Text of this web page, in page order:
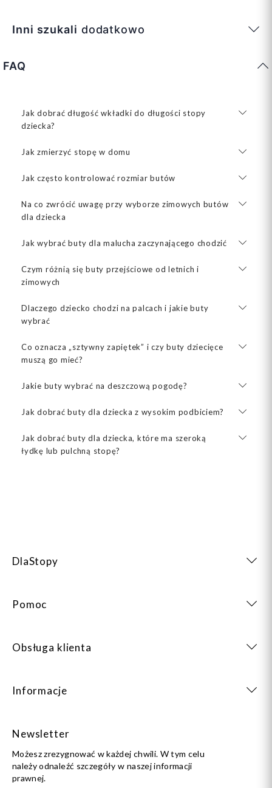
Inni szukali dodatkowo
FAQ
Jak dobrać długość wkładki do długości stopy
dziecka?
Jak zmierzyć stopę w domu
Jak często kontrolować rozmiar butów
Na co zwrócić uwagę przy wyborze zimowych butów
dla dziecka
Jak wybrać buty dla malucha zaczynającego chodzić
Czym różnią się buty przejściowe od letnich i
zimowych
Dlaczego dziecko chodzi na palcach i jakie buty
wybrać
Co oznacza „sztywny zapiętek” i czy buty dziecięce
muszą go mieć?
Jakie buty wybrać na deszczową pogodę?
Jak dobrać buty dla dziecka z wysokim podbiciem?
Jak dobrać buty dla dziecka, które ma szeroką
łydkę lub pulchną stopę?
DlaStopy
Pomoc
Obsługa klienta
Informacje
Newsletter
Możesz zrezygnować w każdej chwili. W tym celu
należy odnaleźć szczegóły w naszej informacji
prawnej.